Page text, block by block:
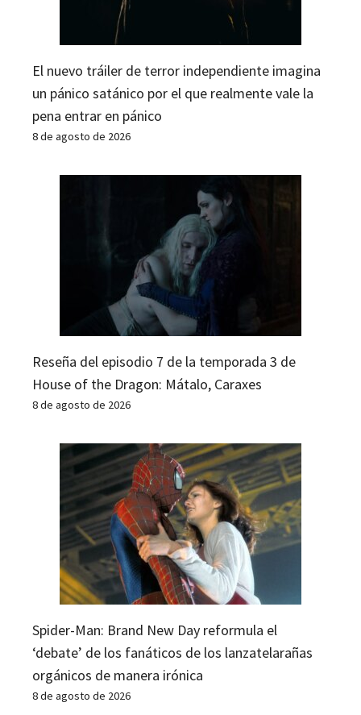
El nuevo tráiler de terror independiente imagina
un pánico satánico por el que realmente vale la
pena entrar en pánico
8 de agosto de 2026
Reseña del episodio 7 de la temporada 3 de
House of the Dragon: Mátalo, Caraxes
8 de agosto de 2026
Spider-Man: Brand New Day reformula el
‘debate’ de los fanáticos de los lanzatelarañas
orgánicos de manera irónica
8 de agosto de 2026